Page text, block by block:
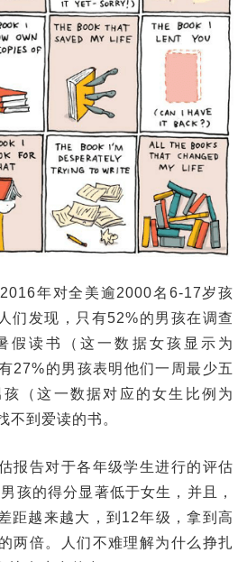
年对全美逾2000名6-17岁孩
们发现，只有52%的男孩在调查
假读书（这一数据女孩显示为
27%的男孩表明他们一周最少五
（这一数据对应的女生比例为
不到爱读的书。
报告对于各年级学生进行的评估
孩的得分显著低于女生，并且，
距越来越大，到12年级，拿到高
两倍。人们不难理解为什么挣扎